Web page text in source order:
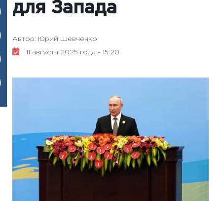
для Запада
Автор: Юрий Шевченко
11 августа 2025 года - 15:20